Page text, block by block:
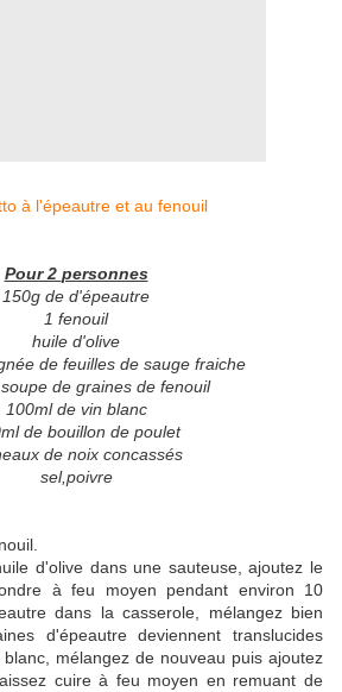
Pour 2 personnes
150g de d'épeautre
1 fenouil
huile d'olive
de feuilles de sauge fraiche
de graines de fenouil
100ml de vin blanc
de bouillon de poulet
de noix concassés
sel,poivre
d'olive dans une sauteuse, ajoutez le
à feu moyen pendant environ 10
dans la casserole, mélangez bien
d'épeautre deviennent translucides
mélangez de nouveau puis ajoutez
cuire à feu moyen en remuant de